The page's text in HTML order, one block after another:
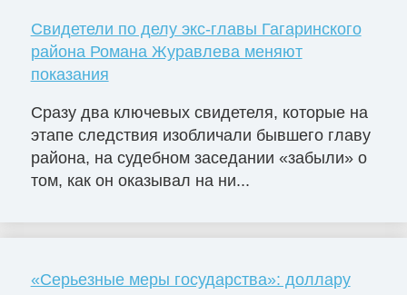
Свидетели по делу экс-главы Гагаринского
района Романа Журавлева меняют
показания
Сразу два ключевых свидетеля, которые на
этапе следствия изобличали бывшего главу
района, на судебном заседании «забыли» о
том, как он оказывал на ни...
«Серьезные меры государства»: доллару